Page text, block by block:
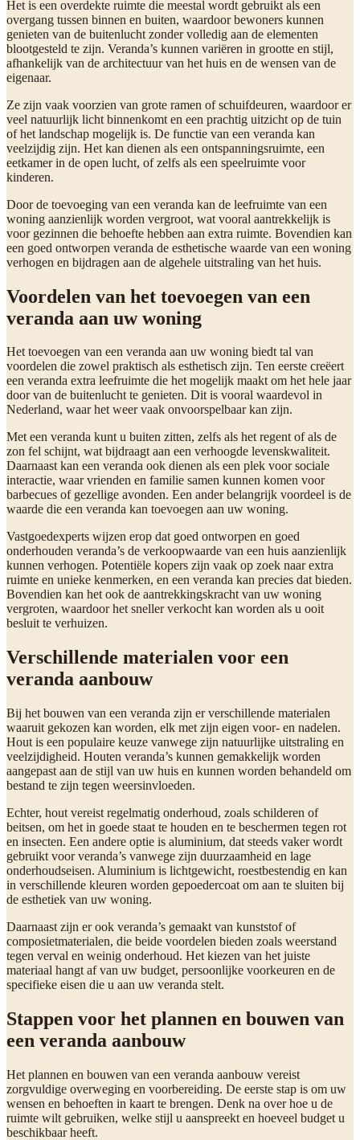
Het is een overdekte ruimte die meestal wordt gebruikt als een
overgang tussen binnen en buiten, waardoor bewoners kunnen
genieten van de buitenlucht zonder volledig aan de elementen
blootgesteld te zijn. Veranda’s kunnen variëren in grootte en stijl,
afhankelijk van de architectuur van het huis en de wensen van de
eigenaar.
Ze zijn vaak voorzien van grote ramen of schuifdeuren, waardoor er
veel natuurlijk licht binnenkomt en een prachtig uitzicht op de tuin
of het landschap mogelijk is. De functie van een veranda kan
veelzijdig zijn. Het kan dienen als een ontspanningsruimte, een
eetkamer in de open lucht, of zelfs als een speelruimte voor
kinderen.
Door de toevoeging van een veranda kan de leefruimte van een
woning aanzienlijk worden vergroot, wat vooral aantrekkelijk is
voor gezinnen die behoefte hebben aan extra ruimte. Bovendien kan
een goed ontworpen veranda de esthetische waarde van een woning
verhogen en bijdragen aan de algehele uitstraling van het huis.
Voordelen van het toevoegen van een
veranda aan uw woning
Het toevoegen van een veranda aan uw woning biedt tal van
voordelen die zowel praktisch als esthetisch zijn. Ten eerste creëert
een veranda extra leefruimte die het mogelijk maakt om het hele jaar
door van de buitenlucht te genieten. Dit is vooral waardevol in
Nederland, waar het weer vaak onvoorspelbaar kan zijn.
Met een veranda kunt u buiten zitten, zelfs als het regent of als de
zon fel schijnt, wat bijdraagt aan een verhoogde levenskwaliteit.
Daarnaast kan een veranda ook dienen als een plek voor sociale
interactie, waar vrienden en familie samen kunnen komen voor
barbecues of gezellige avonden. Een ander belangrijk voordeel is de
waarde die een veranda kan toevoegen aan uw woning.
Vastgoedexperts wijzen erop dat goed ontworpen en goed
onderhouden veranda’s de verkoopwaarde van een huis aanzienlijk
kunnen verhogen. Potentiële kopers zijn vaak op zoek naar extra
ruimte en unieke kenmerken, en een veranda kan precies dat bieden.
Bovendien kan het ook de aantrekkingskracht van uw woning
vergroten, waardoor het sneller verkocht kan worden als u ooit
besluit te verhuizen.
Verschillende materialen voor een
veranda aanbouw
Bij het bouwen van een veranda zijn er verschillende materialen
waaruit gekozen kan worden, elk met zijn eigen voor- en nadelen.
Hout is een populaire keuze vanwege zijn natuurlijke uitstraling en
veelzijdigheid. Houten veranda’s kunnen gemakkelijk worden
aangepast aan de stijl van uw huis en kunnen worden behandeld om
bestand te zijn tegen weersinvloeden.
Echter, hout vereist regelmatig onderhoud, zoals schilderen of
beitsen, om het in goede staat te houden en te beschermen tegen rot
en insecten. Een andere optie is aluminium, dat steeds vaker wordt
gebruikt voor veranda’s vanwege zijn duurzaamheid en lage
onderhoudseisen. Aluminium is lichtgewicht, roestbestendig en kan
in verschillende kleuren worden gepoedercoat om aan te sluiten bij
de esthetiek van uw woning.
Daarnaast zijn er ook veranda’s gemaakt van kunststof of
composietmaterialen, die beide voordelen bieden zoals weerstand
tegen verval en weinig onderhoud. Het kiezen van het juiste
materiaal hangt af van uw budget, persoonlijke voorkeuren en de
specifieke eisen die u aan uw veranda stelt.
Stappen voor het plannen en bouwen van
een veranda aanbouw
Het plannen en bouwen van een veranda aanbouw vereist
zorgvuldige overweging en voorbereiding. De eerste stap is om uw
wensen en behoeften in kaart te brengen. Denk na over hoe u de
ruimte wilt gebruiken, welke stijl u aanspreekt en hoeveel budget u
beschikbaar heeft.